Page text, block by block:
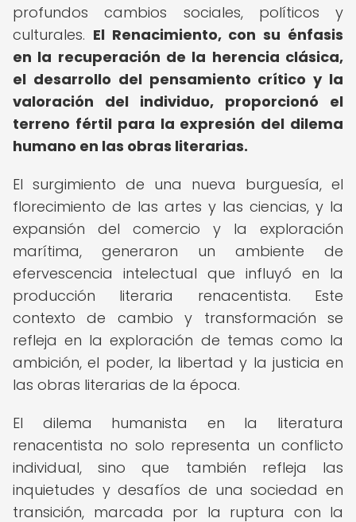
profundos cambios sociales, políticos y
culturales. El Renacimiento, con su énfasis
en la recuperación de la herencia clásica,
el desarrollo del pensamiento crítico y la
valoración del individuo, proporcionó el
terreno fértil para la expresión del dilema
humano en las obras literarias.
El surgimiento de una nueva burguesía, el
florecimiento de las artes y las ciencias, y la
expansión del comercio y la exploración
marítima, generaron un ambiente de
efervescencia intelectual que influyó en la
producción literaria renacentista. Este
contexto de cambio y transformación se
refleja en la exploración de temas como la
ambición, el poder, la libertad y la justicia en
las obras literarias de la época.
El dilema humanista en la literatura
renacentista no solo representa un conflicto
individual, sino que también refleja las
inquietudes y desafíos de una sociedad en
transición, marcada por la ruptura con la